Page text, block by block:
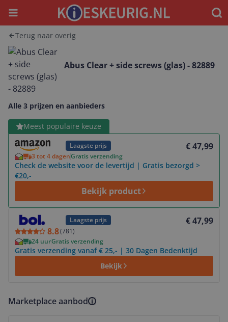
Menu
Terug naar overig
Abus Clear + side screws (glas) - 82889
Alle 3 prijzen en aanbieders
Meest populaire keuze
Laagste prijs € 47,99
3 tot 4 dagenGratis verzending
Check de website voor de levertijd | Gratis bezorgd >
€20,-
Bekijk product
Bekijk product
Laagste prijs
8.8(781)
€ 47,99
24 uurGratis verzending
Gratis verzending vanaf € 25,- | 30 Dagen Bedenktijd
Bekijk
Bekijk product
Marketplace aanbod